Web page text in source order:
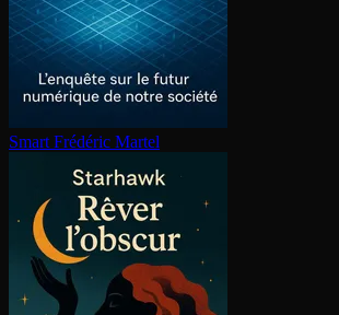
Smart Frédéric Martel